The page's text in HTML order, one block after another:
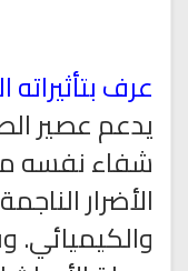
عرف
يدعم عصير
شفاء نفسه
الأضرار
والكيميائي.